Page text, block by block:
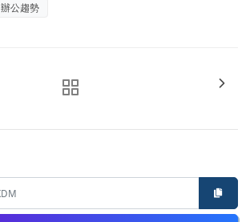
辦公趨勢